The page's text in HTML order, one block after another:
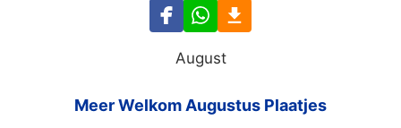
August
Meer Welkom Augustus Plaatjes